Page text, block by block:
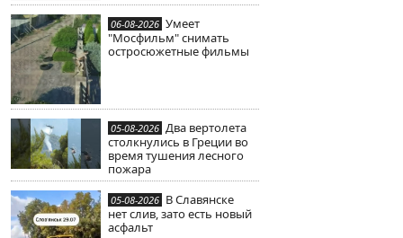
06-08-2026 Умеет
"Мосфильм" снимать
остросюжетные фильмы
05-08-2026 Два вертолета
столкнулись в Греции во
время тушения лесного
пожара
05-08-2026 В Славянске
нет слив, зато есть новый
асфальт